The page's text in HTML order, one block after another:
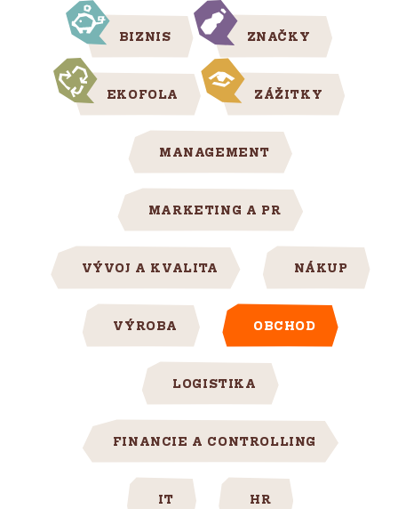
BIZNIS ZNAČKY
EKOFOLA ZÁŽITKY
MANAGEMENT
MARKETING A PR
VÝVOJ A KVALITA NÁKUP
VÝROBA OBCHOD
LOGISTIKA
FINANCIE A CONTROLLING
IT HR